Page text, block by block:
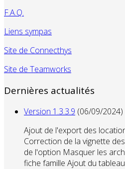
F.A.Q.
Liens sympas
Site de Connecthys
Site de Teamworks
Dernières actualités
Version 1.3.3.9 (06/09/2024)
Ajout de l'export des
Correction de la vignette
de l'option Masquer les
fiche famille Ajout du